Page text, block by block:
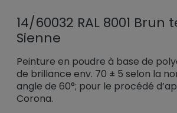
14/60032 RAL 8001 Brun
Sienne
Peinture en poudre à base de
de brillance env. 70 ± 5 selon la
angle de 60°; pour le procédé
Corona.